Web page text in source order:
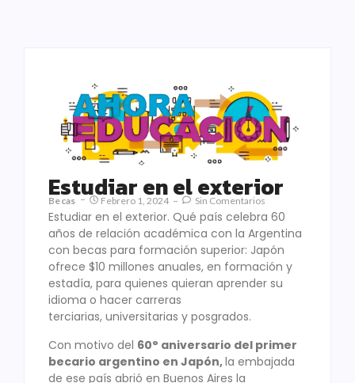
Estudiar en el exterior
Becas Febrero 1, 2024 Sin Comentarios
Estudiar en el exterior. Qué país celebra 60
años de relación académica con la Argentina
con becas para formación superior: Japón
ofrece $10 millones anuales, en formación y
estadía, para quienes quieran aprender su
idioma o hacer carreras
terciarias, universitarias y posgrados.
Con motivo del 60° aniversario del primer
becario argentino en Japón,la embajada
de ese país abrió en Buenos Aires la